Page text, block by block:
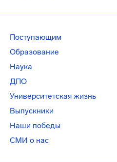
Поступающим
Образование
Наука
ДПО
Университетская жизнь
Выпускники
Наши победы
СМИ о нас